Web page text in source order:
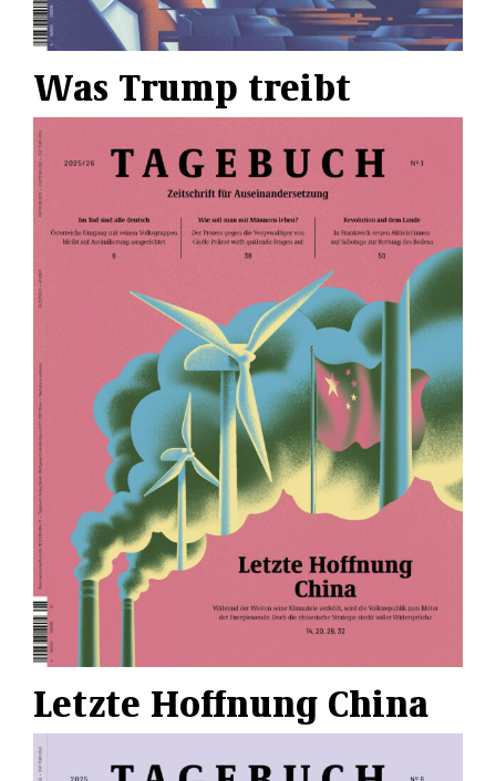
Was Trump treibt
Letzte Hoffnung China